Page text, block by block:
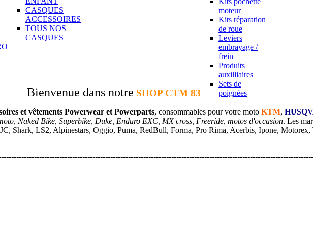
CASQUES
ACCESSOIRES
TOUS NOS
CASQUES
moteur
Kits réparation
de roue
Leviers
embrayage /
frein
Produits
auxilliaires
Sets de
poignées
Bienvenue dans notre SHOP CTM 83
et vêtements Powerwear et Powerparts, consommables pour votre moto KTM,
Naked Bike, Superbike, Duke, Enduro EXC, MX cross, Freeride, motos d'occasion. Les
Shark, LS2, Alpinestars, Oggio, Puma, RedBull, Forma, Pro Rima, Acerbis, Ipone,